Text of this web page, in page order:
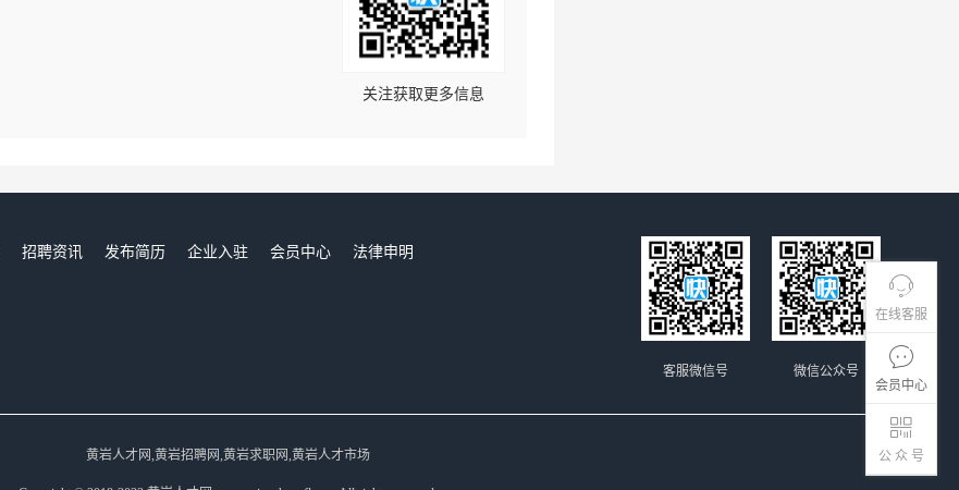
在线客服
会员中心
公 众 号
关注获取更多信息
招聘资讯 发布简历 企业入驻 会员中心
法律申明
微信公众号
客服微信号
黄岩人才网,黄岩招聘网,黄岩求职网,黄岩人才市场